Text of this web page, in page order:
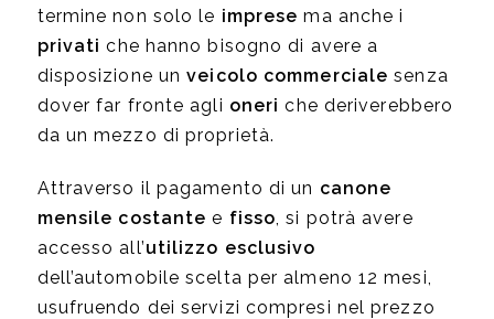
termine non solo le impresema anche i
privatiche hanno bisogno di avere a
disposizione unveicolo commercialesenza
dover far fronte agli oneriche deriverebbero
da un mezzo di proprietà.
Attraverso il pagamento di un canone
mensile costante e fisso , si potrà avere
accesso all’utilizzo esclusivo
dell’automobile scelta per almeno 12 mesi,
usufruendo dei servizi compresi nel prezzo